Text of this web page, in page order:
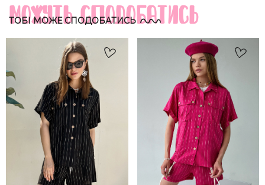
Можуть сподобатись
ТОБІ МОЖЕ СПОДОБАТИСЬ
XS-S 81-85 60-65
93-98
M-L 89-93 98-104
*розміри вказані в сантиметрах
Розмір речі